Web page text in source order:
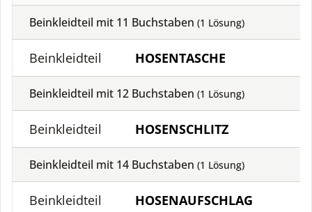
Beinkleidteil mit 11 Buchstaben (1 Lösung)
Beinkleidteil HOSENTASCHE
Beinkleidteil mit 12 Buchstaben (1 Lösung)
Beinkleidteil HOSENSCHLITZ
Beinkleidteil mit 14 Buchstaben (1 Lösung)
Beinkleidteil HOSENAUFSCHLAG